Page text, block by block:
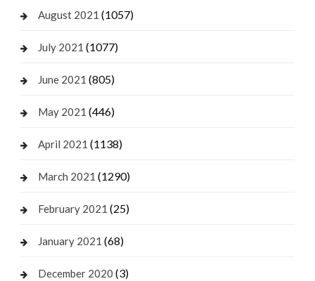
August 2021 (1057)
July 2021 (1077)
June 2021 (805)
May 2021 (446)
April 2021 (1138)
March 2021 (1290)
February 2021 (25)
January 2021 (68)
December 2020 (3)